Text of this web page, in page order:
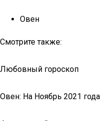
Овен
Смотрите также:
Любовный гороскоп
Овен: На Ноябрь 2021 года